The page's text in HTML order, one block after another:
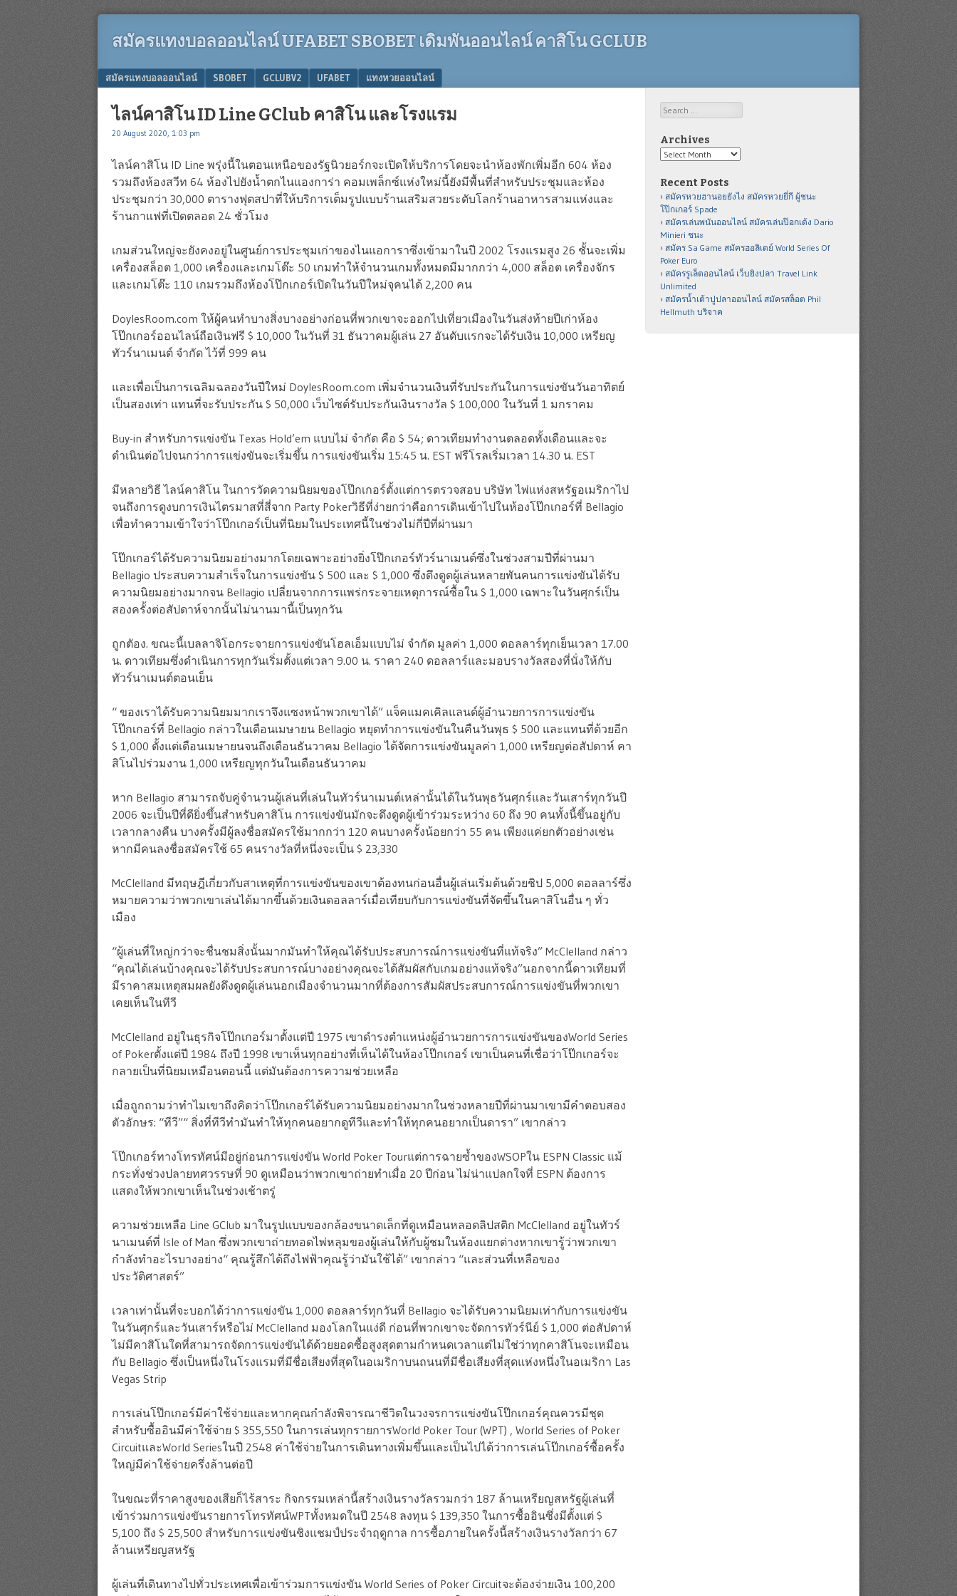
สมัครแทงบอลออนไลน์ UFABET SBOBET เดิมพันออนไลน์ คาสิโน GCLUB
Menu
SKIP TO CONTENT
สมัครแทงบอลออนไลน์ SBOBET GCLUBV2 UFABET แทงหวยออนไลน์
ไลน์คาสิโน ID Line GClub คาสิโน และโรงแรม
20 August 2020, 1:03 pm
ไลน์คาสิโน ID Line พรุ่งนี้ในตอนเหนือของรัฐนิวยอร์กจะเปิดให้บริการโดยจะนำห้องพักเพิ่มอีก 604 ห้อง
รวมถึงห้องสวีท 64 ห้องไปยังน้ำตกไนแองการ่า คอมเพล็กซ์แห่งใหม่นี้ยังมีพื้นที่สำหรับประชุมและห้อง
ประชุมกว่า 30,000 ตารางฟุตสปาที่ให้บริการเต็มรูปแบบร้านเสริมสวยระดับโลกร้านอาหารสามแห่งและ
ร้านกาแฟที่เปิดตลอด 24 ชั่วโมง
เกมส่วนใหญ่จะยังคงอยู่ในศูนย์การประชุมเก่าของไนแอการาซึ่งเข้ามาในปี 2002 โรงแรมสูง 26 ชั้นจะเพิ่ม
เครื่องสล็อต 1,000 เครื่องและเกมโต๊ะ 50 เกมทำให้จำนวนเกมทั้งหมดมีมากกว่า 4,000 สล็อต เครื่องจักร
และเกมโต๊ะ 110 เกมรวมถึงห้องโป๊กเกอร์เปิดในวันปีใหม่จุคนได้ 2,200 คน
DoylesRoom.com ให้ผู้คนทำบางสิ่งบางอย่างก่อนที่พวกเขาจะออกไปเที่ยวเมืองในวันส่งท้ายปีเก่าห้อง
โป๊กเกอร์ออนไลน์ถือเงินฟรี $ 10,000 ในวันที่ 31 ธันวาคมผู้เล่น 27 อันดับแรกจะได้รับเงิน 10,000 เหรียญ
ทัวร์นาเมนต์ จำกัด ไว้ที่ 999 คน
และเพื่อเป็นการเฉลิมฉลองวันปีใหม่ DoylesRoom.com เพิ่มจำนวนเงินที่รับประกันในการแข่งขันวันอาทิตย์
เป็นสองเท่า แทนที่จะรับประกัน $ 50,000 เว็บไซต์รับประกันเงินรางวัล $ 100,000 ในวันที่ 1 มกราคม
Buy-in สำหรับการแข่งขัน Texas Hold’em แบบไม่ จำกัด คือ $ 54; ดาวเทียมทำงานตลอดทั้งเดือนและจะ
ดำเนินต่อไปจนกว่าการแข่งขันจะเริ่มขึ้น การแข่งขันเริ่ม 15:45 น. EST ฟรีโรลเริ่มเวลา 14.30 น. EST
มีหลายวิธี ไลน์คาสิโน ในการวัดความนิยมของโป๊กเกอร์ตั้งแต่การตรวจสอบ บริษัท ไพ่แห่งสหรัฐอเมริกาไป
จนถึงการดูงบการเงินไตรมาสที่สี่จาก Party Pokerวิธีที่ง่ายกว่าคือการเดินเข้าไปในห้องโป๊กเกอร์ที่ Bellagio
เพื่อทำความเข้าใจว่าโป๊กเกอร์เป็นที่นิยมในประเทศนี้ในช่วงไม่กี่ปีที่ผ่านมา
โป๊กเกอร์ได้รับความนิยมอย่างมากโดยเฉพาะอย่างยิ่งโป๊กเกอร์ทัวร์นาเมนต์ซึ่งในช่วงสามปีที่ผ่านมา
Bellagio ประสบความสำเร็จในการแข่งขัน $ 500 และ $ 1,000 ซึ่งดึงดูดผู้เล่นหลายพันคนการแข่งขันได้รับ
ความนิยมอย่างมากจน Bellagio เปลี่ยนจากการแพร่กระจายเหตุการณ์ซื้อใน $ 1,000 เฉพาะในวันศุกร์เป็น
สองครั้งต่อสัปดาห์จากนั้นไม่นานมานี้เป็นทุกวัน
ถูกตัอง. ขณะนี้เบลลาจิโอกระจายการแข่งขันโฮลเอ็มแบบไม่ จำกัด มูลค่า 1,000 ดอลลาร์ทุกเย็นเวลา 17.00
น. ดาวเทียมซึ่งดำเนินการทุกวันเริ่มตั้งแต่เวลา 9.00 น. ราคา 240 ดอลลาร์และมอบรางวัลสองที่นั่งให้กับ
ทัวร์นาเมนต์ตอนเย็น
“ ของเราได้รับความนิยมมากเราจึงแซงหน้าพวกเขาได้” แจ็คแมคเคิลแลนด์ผู้อำนวยการการแข่งขัน
โป๊กเกอร์ที่ Bellagio กล่าวในเดือนเมษายน Bellagio หยุดทำการแข่งขันในคืนวันพุธ $ 500 และแทนที่ด้วยอีก
$ 1,000 ตั้งแต่เดือนเมษายนจนถึงเดือนธันวาคม Bellagio ได้จัดการแข่งขันมูลค่า 1,000 เหรียญต่อสัปดาห์ คา
สิโนไปร่วมงาน 1,000 เหรียญทุกวันในเดือนธันวาคม
หาก Bellagio สามารถจับคู่จำนวนผู้เล่นที่เล่นในทัวร์นาเมนต์เหล่านั้นได้ในวันพุธวันศุกร์และวันเสาร์ทุกวันปี
2006 จะเป็นปีที่ดียิ่งขึ้นสำหรับคาสิโน การแข่งขันมักจะดึงดูดผู้เข้าร่วมระหว่าง 60 ถึง 90 คนทั้งนี้ขึ้นอยู่กับ
เวลากลางคืน บางครั้งมีผู้ลงชื่อสมัครใช้มากกว่า 120 คนบางครั้งน้อยกว่า 55 คน เพียงแค่ยกตัวอย่างเช่น
หากมีคนลงชื่อสมัครใช้ 65 คนรางวัลที่หนึ่งจะเป็น $ 23,330
McClelland มีทฤษฎีเกี่ยวกับสาเหตุที่การแข่งขันของเขาต้องทนก่อนอื่นผู้เล่นเริ่มต้นด้วยชิป 5,000 ดอลลาร์ซึ่ง
หมายความว่าพวกเขาเล่นได้มากขึ้นด้วยเงินดอลลาร์เมื่อเทียบกับการแข่งขันที่จัดขึ้นในคาสิโนอื่น ๆ ทั่ว
เมือง
“ผู้เล่นที่ใหญ่กว่าจะชื่นชมสิ่งนั้นมากมันทำให้คุณได้รับประสบการณ์การแข่งขันที่แท้จริง” McClelland กล่าว
“คุณได้เล่นบ้างคุณจะได้รับประสบการณ์บางอย่างคุณจะได้สัมผัสกับเกมอย่างแท้จริง”นอกจากนี้ดาวเทียมที่
มีราคาสมเหตุสมผลยังดึงดูดผู้เล่นนอกเมืองจำนวนมากที่ต้องการสัมผัสประสบการณ์การแข่งขันที่พวกเขา
เคยเห็นในทีวี
McClelland อยู่ในธุรกิจโป๊กเกอร์มาตั้งแต่ปี 1975 เขาดำรงตำแหน่งผู้อำนวยการการแข่งขันของWorld Series
of Pokerตั้งแต่ปี 1984 ถึงปี 1998 เขาเห็นทุกอย่างที่เห็นได้ในห้องโป๊กเกอร์ เขาเป็นคนที่เชื่อว่าโป๊กเกอร์จะ
กลายเป็นที่นิยมเหมือนตอนนี้ แต่มันต้องการความช่วยเหลือ
เมื่อถูกถามว่าทำไมเขาถึงคิดว่าโป๊กเกอร์ได้รับความนิยมอย่างมากในช่วงหลายปีที่ผ่านมาเขามีคำตอบสอง
ตัวอักษร: “ทีวี”“ สิ่งที่ทีวีทำมันทำให้ทุกคนอยากดูทีวีและทำให้ทุกคนอยากเป็นดารา” เขากล่าว
โป๊กเกอร์ทางโทรทัศน์มีอยู่ก่อนการแข่งขัน World Poker Tourแต่การฉายซ้ำของWSOPใน ESPN Classic แม้
กระทั่งช่วงปลายทศวรรษที่ 90 ดูเหมือนว่าพวกเขาถ่ายทำเมื่อ 20 ปีก่อน ไม่น่าแปลกใจที่ ESPN ต้องการ
แสดงให้พวกเขาเห็นในช่วงเช้าตรู่
ความช่วยเหลือ Line GClub มาในรูปแบบของกล้องขนาดเล็กที่ดูเหมือนหลอดลิปสติก McClelland อยู่ในทัวร์
นาเมนต์ที่ Isle of Man ซึ่งพวกเขาถ่ายทอดไพ่หลุมของผู้เล่นให้กับผู้ชมในห้องแยกต่างหากเขารู้ว่าพวกเขา
กำลังทำอะไรบางอย่าง“ คุณรู้สึกได้ถึงไฟฟ้าคุณรู้ว่ามันใช้ได้” เขากล่าว “และส่วนที่เหลือของ
ประวัติศาสตร์”
เวลาเท่านั้นที่จะบอกได้ว่าการแข่งขัน 1,000 ดอลลาร์ทุกวันที่ Bellagio จะได้รับความนิยมเท่ากับการแข่งขัน
ในวันศุกร์และวันเสาร์หรือไม่ McClelland มองโลกในแง่ดี ก่อนที่พวกเขาจะจัดการทัวร์นีย์ $ 1,000 ต่อสัปดาห์
ไม่มีคาสิโนใดที่สามารถจัดการแข่งขันได้ด้วยยอดซื้อสูงสุดตามกำหนดเวลาแต่ไม่ใช่ว่าทุกคาสิโนจะเหมือน
กับ Bellagio ซึ่งเป็นหนึ่งในโรงแรมที่มีชื่อเสียงที่สุดในอเมริกาบนถนนที่มีชื่อเสียงที่สุดแห่งหนึ่งในอเมริกา Las
Vegas Strip
การเล่นโป๊กเกอร์มีค่าใช้จ่ายและหากคุณกำลังพิจารณาชีวิตในวงจรการแข่งขันโป๊กเกอร์คุณควรมีชุด
สำหรับซื้ออินมีค่าใช้จ่าย $ 355,550 ในการเล่นทุกรายการWorld Poker Tour (WPT) , World Series of Poker
CircuitและWorld Seriesในปี 2548 ค่าใช้จ่ายในการเดินทางเพิ่มขึ้นและเป็นไปได้ว่าการเล่นโป๊กเกอร์ซื้อครั้ง
ใหญ่มีค่าใช้จ่ายครึ่งล้านต่อปี
ในขณะที่ราคาสูงของเสียก็ไร้สาระ กิจกรรมเหล่านี้สร้างเงินรางวัลรวมกว่า 187 ล้านเหรียญสหรัฐผู้เล่นที่
เข้าร่วมการแข่งขันรายการโทรทัศน์WPTทั้งหมดในปี 2548 ลงทุน $ 139,350 ในการซื้ออินซึ่งมีตั้งแต่ $
5,100 ถึง $ 25,500 สำหรับการแข่งขันชิงแชมป์ประจำฤดูกาล การซื้อภายในครั้งนี้สร้างเงินรางวัลกว่า 67
ล้านเหรียญสหรัฐ
ผู้เล่นที่เดินทางไปทั่วประเทศเพื่อเข้าร่วมการแข่งขัน World Series of Poker Circuitจะต้องจ่ายเงิน 100,200
Search
Archives
Archives
Recent Posts
สมัครหวยฮานอยยังไง สมัครหวยยี่กี ผู้ชนะ
โป๊กเกอร์ Spade
สมัครเล่นพนันออนไลน์ สมัครเล่นป๊อกเด้ง Dario
Minieri ชนะ
สมัคร Sa Game สมัครฮอลิเดย์ World Series Of
Poker Euro
สมัครรูเล็ตออนไลน์ เว็บยิงปลา Travel Link
Unlimited
สมัครน้ำเต้าปูปลาออนไลน์ สมัครสล็อต Phil
Hellmuth บริจาค